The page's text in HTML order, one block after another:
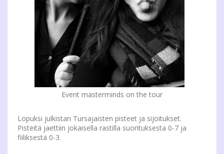
Event masterminds on the tour
Lopuksi julkistan Tursajaisten pisteet ja sijoitukset.
Pisteitä jaettiin jokaisella rastilla suorituksesta 0-7 ja
fiiliksestä 0-3.